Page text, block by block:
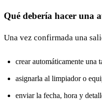
Qué debería hacer una
Una vez confirmada una
crear automáticamente una
asignarla al limpiador o
enviar la fecha, hora y